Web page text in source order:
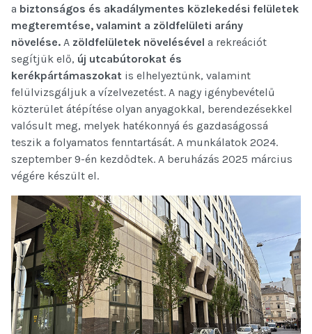
a biztonságos és akadálymentes közlekedési felületek
megteremtése, valamint a zöldfelületi arány
növelése. A zöldfelületek növelésével a rekreációt
segítjük elő, új utcabútorokat és
kerékpártámaszokat is elhelyeztünk, valamint
felülvizsgáljuk a vízelvezetést. A nagy igénybevételű
közterület átépítése olyan anyagokkal, berendezésekkel
valósult meg, melyek hatékonnyá és gazdaságossá
teszik a folyamatos fenntartását. A munkálatok 2024.
szeptember 9-én kezdődtek. A beruházás 2025 március
végére készült el.